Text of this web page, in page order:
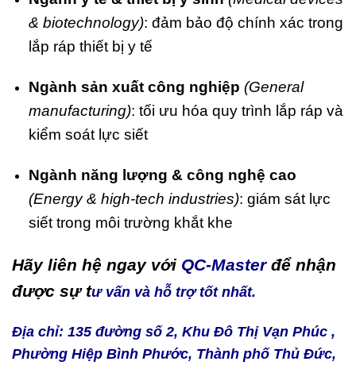
& biotechnology): đảm bảo độ chính xác trong
lắp ráp thiết bị y tế
Ngành sản xuất công nghiệp (General
manufacturing): tối ưu hóa quy trình lắp ráp và
kiểm soát lực siết
Ngành năng lượng & công nghệ cao
(Energy & high-tech industries): giám sát lực
siết trong môi trường khắt khe
Hãy liên hệ ngay với QC-Master để nhận
được sự tư vấn và hỗ trợ tốt nhất.
Địa chỉ: 135 đường số 2, Khu Đô Thị Vạn Phúc ,
Phường Hiệp Bình Phước, Thành phố Thủ Đức,